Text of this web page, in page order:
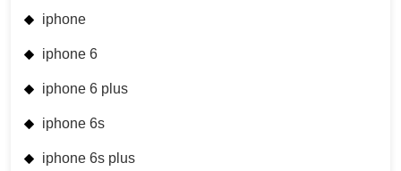
iphone
iphone 6
iphone 6 plus
iphone 6s
iphone 6s plus